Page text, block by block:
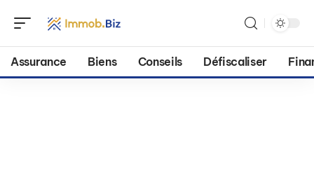
Assurance Biens Conseils Défiscaliser